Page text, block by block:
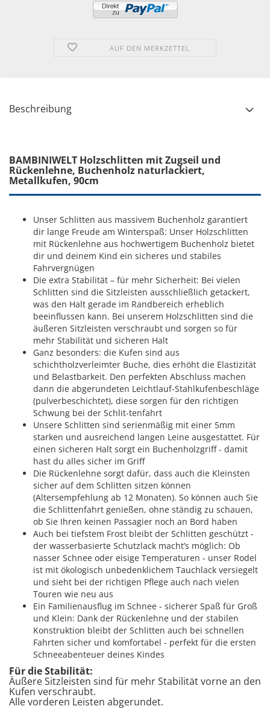
AUF DEN MERKZETTEL
Beschreibung
BAMBINIWELT Holzschlitten mit Zugseil und
Rückenlehne, Buchenholz naturlackiert,
Metallkufen, 90cm
Unser Schlitten aus massivem Buchenholz garantiert
dir lange Freude am Winterspaß: Unser Holzschlitten
mit Rückenlehne aus hochwertigem Buchenholz bietet
dir und deinem Kind ein sicheres und stabiles
Fahrvergnügen
Die extra Stabilität – für mehr Sicherheit: Bei vielen
Schlitten sind die Sitzleisten ausschließlich getackert,
was den Halt gerade im Randbereich erheblich
beeinflussen kann. Bei unserem Holzschlitten sind die
äußeren Sitzleisten verschraubt und sorgen so für
mehr Stabilität und sicheren Halt
Ganz besonders: die Kufen sind aus
schichtholzverleimter Buche, dies erhöht die Elastizität
und Belastbarkeit. Den perfekten Abschluss machen
dann die abgerundeten Leichtlauf-Stahlkufenbeschläge
(pulverbeschichtet), diese sorgen für den richtigen
Schwung bei der Schlit-tenfahrt
Unsere Schlitten sind serienmäßig mit einer 5mm
starken und ausreichend langen Leine ausgestattet. Für
einen sicheren Halt sorgt ein Buchenholzgriff - damit
hast du alles sicher im Griff
Die Rückenlehne sorgt dafür, dass auch die Kleinsten
sicher auf dem Schlitten sitzen können
(Altersempfehlung ab 12 Monaten). So können auch Sie
die Schlittenfahrt genießen, ohne ständig zu schauen,
ob Sie Ihren keinen Passagier noch an Bord haben
Auch bei tiefstem Frost bleibt der Schlitten geschützt -
der wasserbasierte Schutzlack macht’s möglich: Ob
nasser Schnee oder eisige Temperaturen - unser Rodel
ist mit ökologisch unbedenklichem Tauchlack versiegelt
und sieht bei der richtigen Pflege auch nach vielen
Touren wie neu aus
Ein Familienausflug im Schnee - sicherer Spaß für Groß
und Klein: Dank der Rückenlehne und der stabilen
Konstruktion bleibt der Schlitten auch bei schnellen
Fahrten sicher und komfortabel - perfekt für die ersten
Schneeabenteuer deines Kindes
Für die Stabilität:
Äußere Sitzleisten sind für mehr Stabilität vorne an den
Kufen verschraubt.
Alle vorderen Leisten abgerundet.